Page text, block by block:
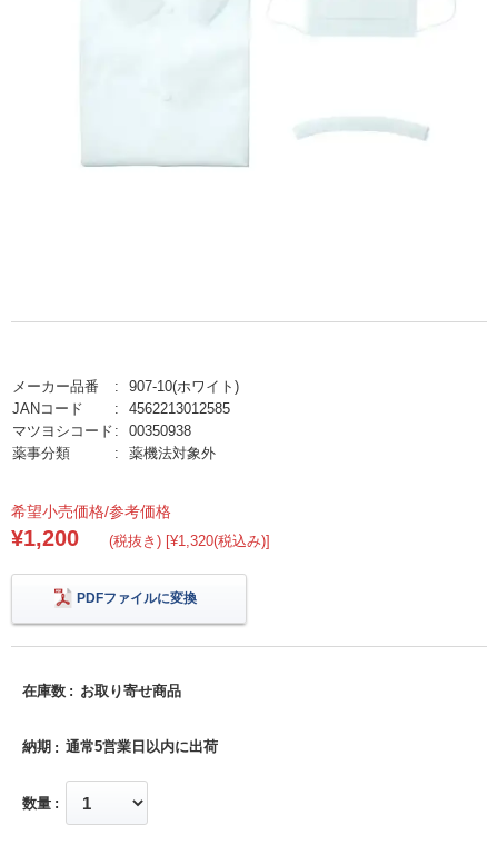
メーカー品番
907-10(ホワイト)
JANコード
4562213012585
マツヨシコード
00350938
薬事分類
薬機法対象外
希望小売価格/参考価格
¥1,200 (税抜き) [¥1,320(税込み)]
PDFファイルに変換
在庫数 お取り寄せ商品
納期 通常5営業日以内に出荷
数量